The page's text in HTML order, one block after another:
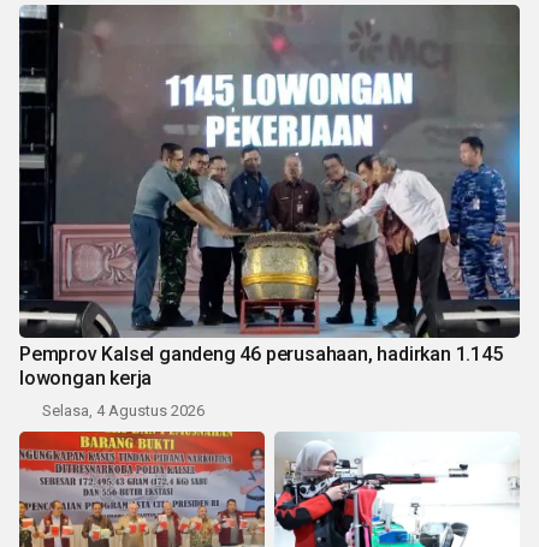
Pemprov Kalsel gandeng 46 perusahaan, hadirkan 1.145
lowongan kerja
Selasa, 4 Agustus 2026